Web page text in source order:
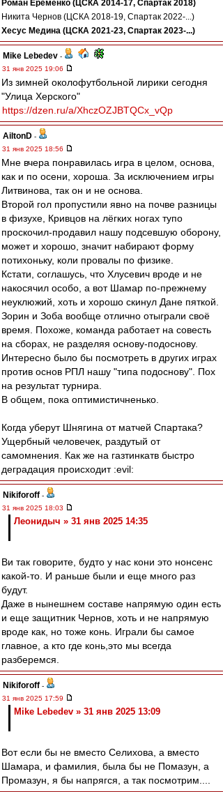
Роман Ерёменко (ЦСКА 2014-17, Спартак 2018)
Никита Чернов (ЦСКА 2018-19, Спартак 2022-...)
Хесус Медина (ЦСКА 2021-23, Спартак 2023-...)
Mike Lebedev -
31 янв 2025 19:06
Из зимней околофутбольной лирики сегодня
"Улица Херского"
https://dzen.ru/a/XhczOZJBTQCx_vQp
AiltonD -
31 янв 2025 18:56
Мне вчера понравилась игра в целом, основа,
как и по осени, хороша. За исключением игры
Литвинова, так он и не основа.
Второй гол пропустили явно на почве разницы
в физухе, Кривцов на лёгких ногах тупо
проскочил-продавил нашу подсевшую оборону,
может и хорошо, значит набирают форму
потихоньку, коли провалы по физике.
Кстати, соглашусь, что Хлусевич вроде и не
накосячил особо, а вот Шамар по-прежнему
неуклюжий, хоть и хорошо скинул Дане пяткой.
Зорин и Зоба вообще отлично отыграли своё
время. Похоже, команда работает на совесть
на сборах, не разделяя основу-подоснову.
Интересно было бы посмотреть в других играх
против основ РПЛ нашу "типа подоснову". Пох
на результат турнира.
В общем, пока оптимистичненько.
Когда уберут Шнягина от матчей Спартака?
Ущербный человечек, раздутый от
самомнения. Как же на газтинкатв быстро
деградация происходит :evil:
Nikiforoff -
31 янв 2025 18:03
Леонидыч » 31 янв 2025 14:35
Ви так говорите, будто у нас кони это нонсенс
какой-то. И раньше были и еще много раз
будут.
Даже в нынешнем составе напрямую один есть
и еще защитник Чернов, хоть и не напрямую
вроде как, но тоже конь. Играли бы самое
главное, а кто где конь,это мы всегда
разберемся.
Nikiforoff -
31 янв 2025 17:59
Mike Lebedev » 31 янв 2025 13:09
Вот если бы не вместо Селихова, а вместо
Шамара, и фамилия, была бы не Помазун, а
Промазун, я бы напрягся, а так посмотрим....